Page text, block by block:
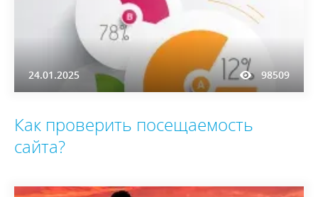
24.01.2025 98509
Как проверить посещаемость
сайта?